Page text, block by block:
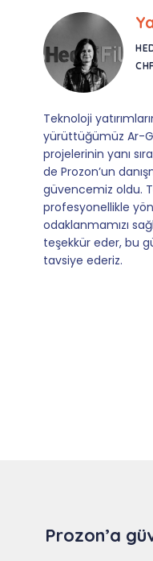
Mevzuata uyum,
sağladıkları
operasyonlarımızı
yürütüyoruz. İş
kılan ise; ihtiyaç
olmaları ve
dönüşler.
Prozon’a